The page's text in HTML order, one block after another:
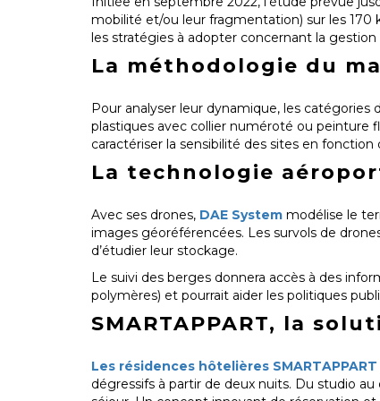
mobilité et/ou leur fragmentation) sur les 170
les stratégies à adopter concernant la
La méthodologie du
Pour analyser leur dynamique, les
plastiques avec collier numéroté ou peinture
caractériser la sensibilité des sites en
La technologie
Avec ses drones, DAE System modélise le
images géoréférencées. Les survols de
d’étudier leur stockage.
Le suivi des berges donnera accès à des
polymères) et pourrait aider les politiques
SMARTAPPART, la
Les résidences hôtelières SMARTAPPART
dégressifs à partir de deux nuits. Du studio